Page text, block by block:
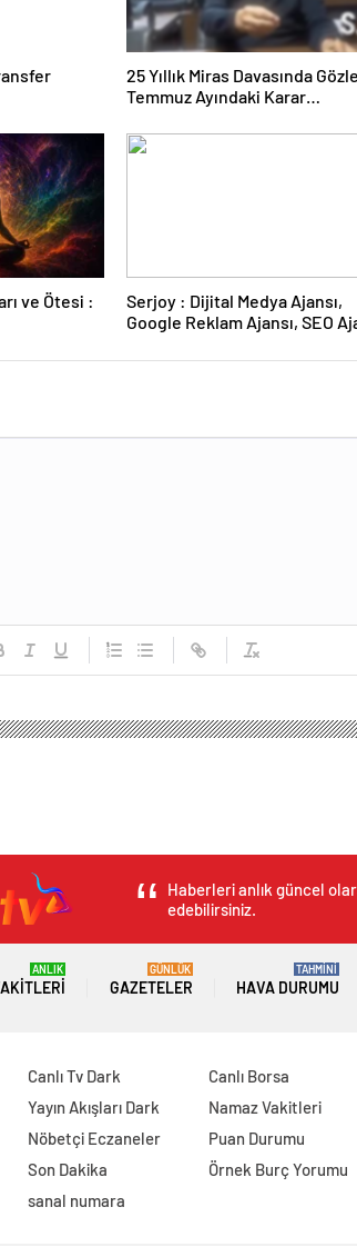
25 Yıllık Miras Davasında
Temmuz Ayındaki Karar
ve Ötesi :
Serjoy : Dijital Medya Ajansı,
Google Reklam Ajansı, SEO
Haberleri anlık güncel
edebilirsiniz.
ANLIK
GAZETELER
GÜNLÜK
HAVA DURUMU
TAHMİNİ
Canlı Tv Dark
Yayın Akışları Dark
Nöbetçi Eczaneler
Son Dakika
sanal numara
Canlı Borsa
Namaz Vakitleri
Puan Durumu
Örnek Burç Yorumu